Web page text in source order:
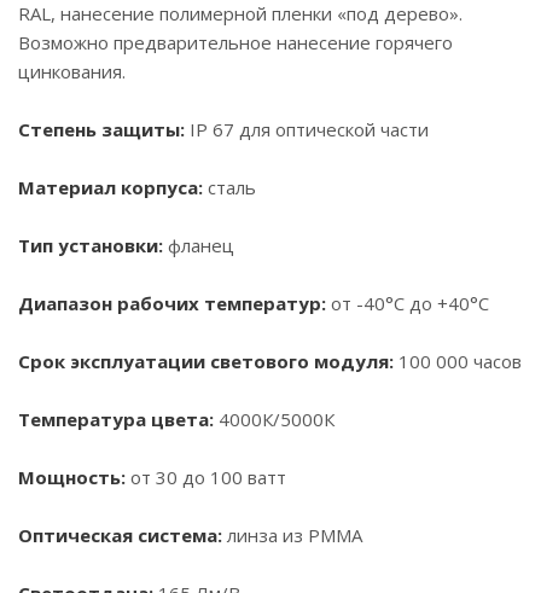
RAL, нанесение полимерной пленки «под дерево».
Возможно предварительное нанесение горячего
цинкования.
Степень защиты: IP 67 для оптической части
Материал корпуса: сталь
Тип установки: фланец
Диапазон рабочих температур: от -40°С до +40°С
Срок эксплуатации светового модуля: 100 000 часов
Температура цвета: 4000К/5000К
Мощность: от 30 до 100 ватт
Оптическая система:линза из PMMA